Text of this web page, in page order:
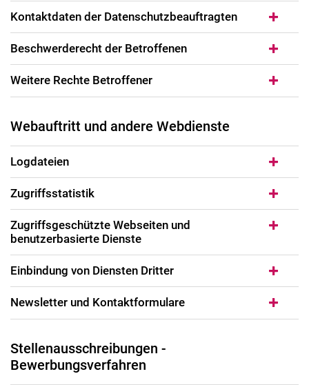
Kontaktdaten der Datenschutzbeauftragten
Beschwerderecht der Betroffenen
Weitere Rechte Betroffener
Webauftritt und andere Webdienste
Logdateien
Zugriffsstatistik
Zugriffsgeschützte Webseiten und
benutzerbasierte Dienste
Einbindung von Diensten Dritter
Newsletter und Kontaktformulare
Stellenausschreibungen -
Bewerbungsverfahren